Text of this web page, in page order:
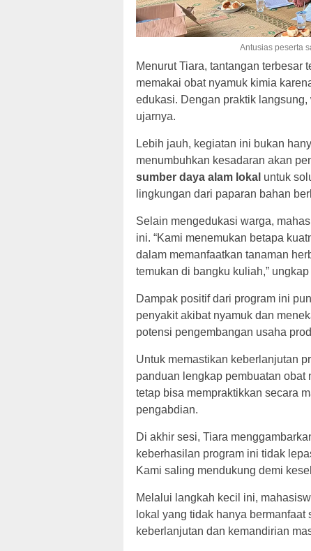
Antusias peserta
Menurut Tiara, tantangan terbesar
memakai obat nyamuk kimia
edukasi. Dengan praktik
ujarnya.
Lebih jauh, kegiatan ini bukan
menumbuhkan kesadaran akan
sumber daya alam lokal untuk
lingkungan dari paparan bahan
Selain mengedukasi warga,
ini. “Kami menemukan betapa
dalam memanfaatkan tanaman
temukan di bangku kuliah,” ungkap
Dampak positif dari program ini
penyakit akibat nyamuk dan
potensi pengembangan usaha
Untuk memastikan keberlanjutan
panduan lengkap pembuatan
tetap bisa mempraktikkan secara
pengabdian.
Di akhir sesi, Tiara
keberhasilan program ini tidak
Kami saling mendukung demi
Melalui langkah kecil ini,
lokal yang tidak hanya
keberlanjutan dan kemandirian